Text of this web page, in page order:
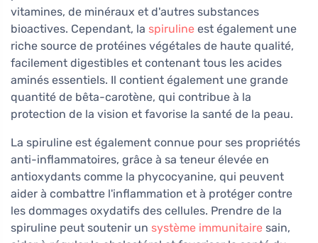
vitamines, de minéraux et d'autres substances
bioactives. Cependant, la spiruline est également une
riche source de protéines végétales de haute qualité,
facilement digestibles et contenant tous les acides
aminés essentiels. Il contient également une grande
quantité de bêta-carotène, qui contribue à la
protection de la vision et favorise la santé de la peau.
La spiruline est également connue pour ses propriétés
anti-inflammatoires, grâce à sa teneur élevée en
antioxydants comme la phycocyanine, qui peuvent
aider à combattre l'inflammation et à protéger contre
les dommages oxydatifs des cellules. Prendre de la
spiruline peut soutenir un système immunitaire sain,